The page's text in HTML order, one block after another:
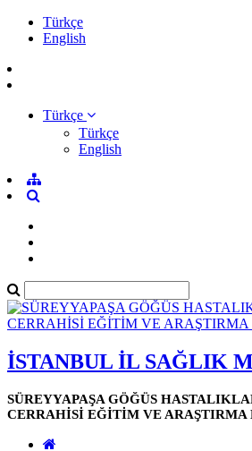
Türkçe
English
Türkçe
Türkçe
English
İSTANBUL İL SAĞLIK
SÜREYYAPAŞA GÖĞÜS
CERRAHİSİ EĞİTİM VE ARAŞTIRMA